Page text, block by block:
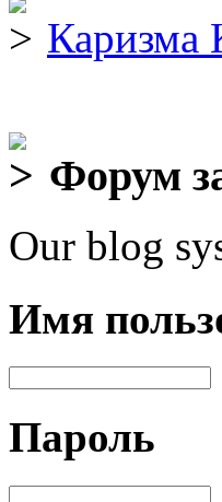
Каризма
Форум
Our blog
Имя
Пароль